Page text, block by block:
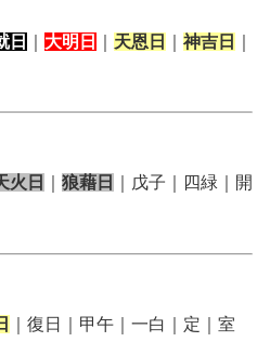
日 大明日 天恩日 神吉日
火日 狼藉日
｜戊子｜四緑｜開
｜復日｜甲午｜一白｜定｜室